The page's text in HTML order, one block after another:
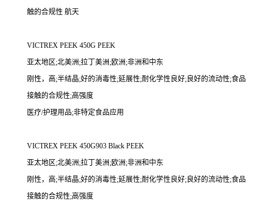
触的合规性 航天
VICTREX PEEK 450G PEEK
亚太地区;北美洲;拉丁美洲;欧洲;非洲和中东
刚性，高;半结晶;好的消毒性;延展性;耐化学性良好;良好的流动性;食品
接触的合规性;高强度
医疗/护理用品;非特定食品应用
VICTREX PEEK 450G903 Black PEEK
亚太地区;北美洲;拉丁美洲;欧洲;非洲和中东
刚性，高;半结晶;好的消毒性;延展性;耐化学性良好;良好的流动性;食品
接触的合规性;高强度